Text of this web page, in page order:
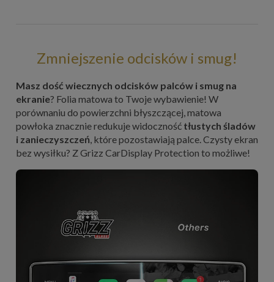
Zmniejszenie odcisków i smug!
Masz dość wiecznych odcisków palców i smug na
ekranie? Folia matowa to Twoje wybawienie! W
porównaniu do powierzchni błyszczącej, matowa
powłoka znacznie redukuje widoczność tłustych śladów
i zanieczyszczeń , które pozostawiają palce. Czysty ekran
bez wysiłku? Z Grizz CarDisplay Protection to możliwe!